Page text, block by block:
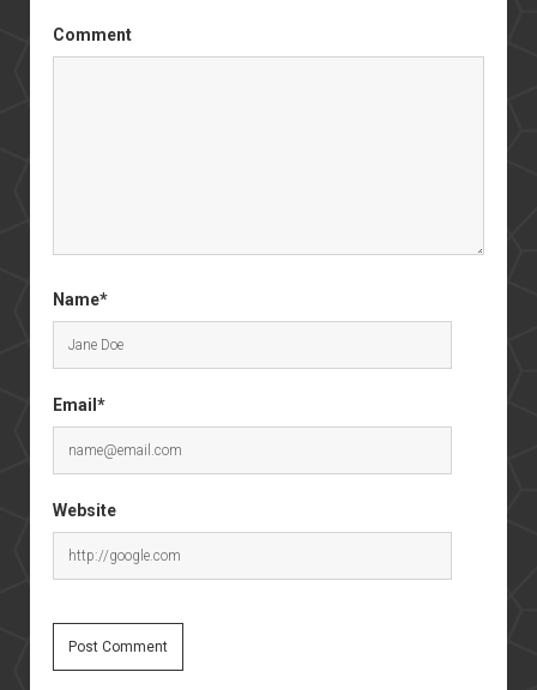
Comment
Name*
Email*
Website